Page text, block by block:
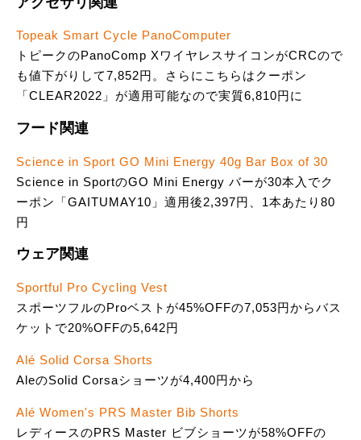
Topeak Smart Cycle PanoComputer
トピークのPanoComp XワイヤレスサイコンがCRCので
も値下がりして7,852円。さらにこちらはクーポン
「CLEAR2022」が適用可能なので実質6,810円に
フード関連
Science in Sport GO Mini Energy 40g Bar Box of 30
Science in SportのGO Mini Energy バーが30本入でク
ーポン「GAITUMAY10」適用後2,397円、1本あたり80
円
ウェア関連
Sportful Pro Cycling Vest
スポーツフルのProベストが45%OFFの7,053円からバス
ケットで20%OFFの5,642円
Alé Solid Corsa Shorts
AleのSolid Corsaショーツが4,400円から
Alé Women's PRS Master Bib Shorts
レディースのPRS Master ビブショーツが58%OFFの